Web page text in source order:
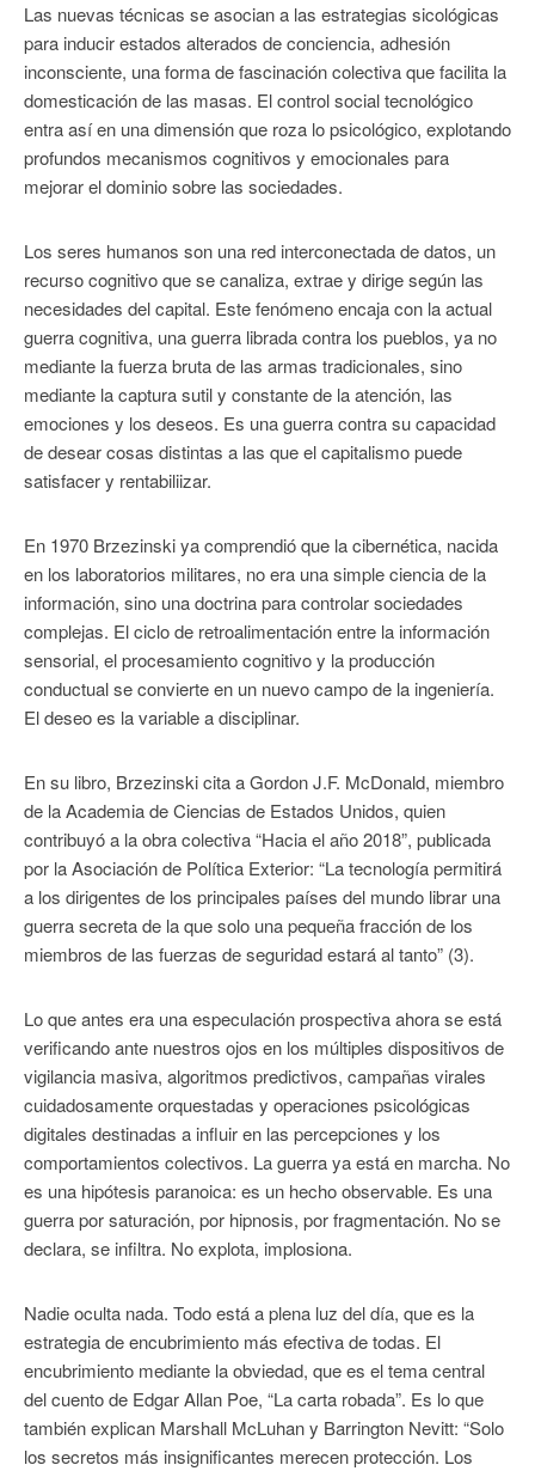
Las nuevas técnicas se asocian a las estrategias sicológicas
para inducir estados alterados de conciencia, adhesión
inconsciente, una forma de fascinación colectiva que facilita la
domesticación de las masas. El control social tecnológico
entra así en una dimensión que roza lo psicológico, explotando
profundos mecanismos cognitivos y emocionales para
mejorar el dominio sobre las sociedades.
Los seres humanos son una red interconectada de datos, un
recurso cognitivo que se canaliza, extrae y dirige según las
necesidades del capital. Este fenómeno encaja con la actual
guerra cognitiva, una guerra librada contra los pueblos, ya no
mediante la fuerza bruta de las armas tradicionales, sino
mediante la captura sutil y constante de la atención, las
emociones y los deseos. Es una guerra contra su capacidad
de desear cosas distintas a las que el capitalismo puede
satisfacer y rentabiliizar.
En 1970 Brzezinski ya comprendió que la cibernética, nacida
en los laboratorios militares, no era una simple ciencia de la
información, sino una doctrina para controlar sociedades
complejas. El ciclo de retroalimentación entre la información
sensorial, el procesamiento cognitivo y la producción
conductual se convierte en un nuevo campo de la ingeniería.
El deseo es la variable a disciplinar.
En su libro, Brzezinski cita a Gordon J.F. McDonald, miembro
de la Academia de Ciencias de Estados Unidos, quien
contribuyó a la obra colectiva “Hacia el año 2018”, publicada
por la Asociación de Política Exterior: “La tecnología permitirá
a los dirigentes de los principales países del mundo librar una
guerra secreta de la que solo una pequeña fracción de los
miembros de las fuerzas de seguridad estará al tanto” (3).
Lo que antes era una especulación prospectiva ahora se está
verificando ante nuestros ojos en los múltiples dispositivos de
vigilancia masiva, algoritmos predictivos, campañas virales
cuidadosamente orquestadas y operaciones psicológicas
digitales destinadas a influir en las percepciones y los
comportamientos colectivos. La guerra ya está en marcha. No
es una hipótesis paranoica: es un hecho observable. Es una
guerra por saturación, por hipnosis, por fragmentación. No se
declara, se infiltra. No explota, implosiona.
Nadie oculta nada. Todo está a plena luz del día, que es la
estrategia de encubrimiento más efectiva de todas. El
encubrimiento mediante la obviedad, que es el tema central
del cuento de Edgar Allan Poe, “La carta robada”. Es lo que
también explican Marshall McLuhan y Barrington Nevitt: “Solo
los secretos más insignificantes merecen protección. Los